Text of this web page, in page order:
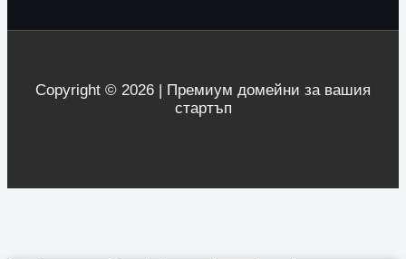
Copyright © 2026 | Премиум домейни за вашия
стартъп